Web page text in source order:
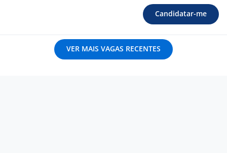
Candidatar-me
VER MAIS VAGAS RECENTES